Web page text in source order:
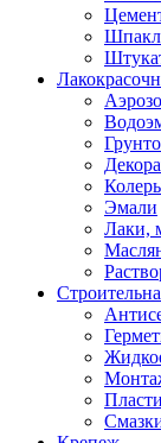
Эмали
Лаки,